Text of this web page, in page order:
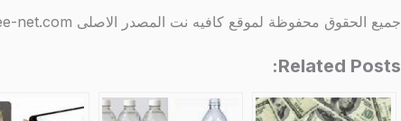
جميع الحقوق محفوظة لموقع كافيه نت المصدر الاصلى http://www.coffee-net.com/
Related Posts: